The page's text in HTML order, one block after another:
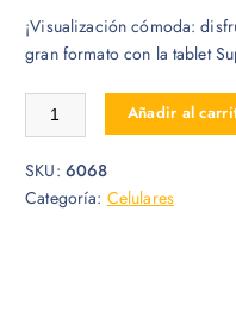
¡Visualización cómoda:
gran formato con la tablet
TABLET SUPERSONIC
Añadir al
SKU: 6068
Categoría: Celulares